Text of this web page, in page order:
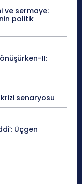
ve sermaye:
politik
II:
senaryosu
Üçgen